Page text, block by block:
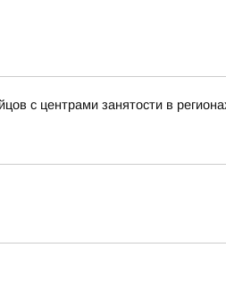
с центрами занятости в